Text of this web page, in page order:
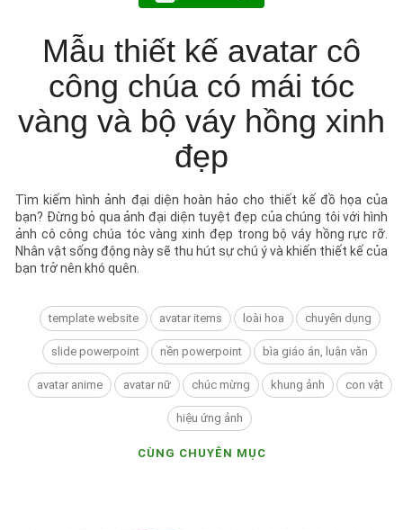
Mẫu thiết kế avatar cô
công chúa có mái tóc
vàng và bộ váy hồng xinh
đẹp
Tìm kiếm hình ảnh đại diện hoàn hảo cho thiết kế đồ họa của
bạn? Đừng bỏ qua ảnh đại diện tuyệt đẹp của chúng tôi với hình
ảnh cô công chúa tóc vàng xinh đẹp trong bộ váy hồng rực rỡ.
Nhân vật sống động này sẽ thu hút sự chú ý và khiến thiết kế của
bạn trở nên khó quên.
template website avatar items loài hoa chuyên dụng
slide powerpoint nền powerpoint bìa giáo án, luận văn
avatar anime avatar nữ chúc mừng khung ảnh con vật
hiệu ứng ảnh
CÙNG CHUYÊN MỤC